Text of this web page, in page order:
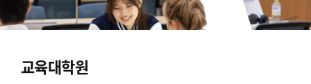
교육대학원